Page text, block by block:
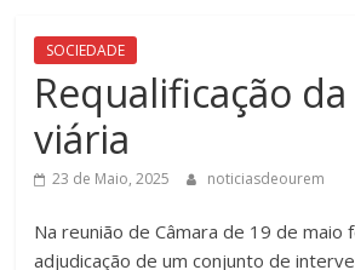
Jornal
Semanário
concelho
Ourém
SOCIEDADE
Requalificação
viária
23 de Maio, 2025 noticiasdeourem
Na reunião de Câmara de 19 de maio
adjudicação de um conjunto de